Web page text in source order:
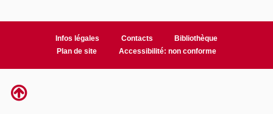
Infos légales Contacts
Bibliothèque
Plan de site
Accessibilité: non conforme